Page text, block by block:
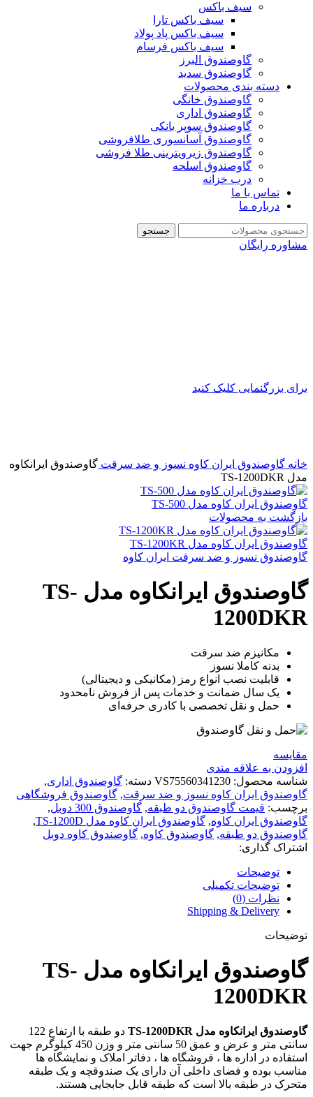
سیف باکس
سیف باکس تارا
سیف باکس پاد پولاد
سیف باکس فرسام
گاوصندوق البرز
گاوصندوق سدید
دسته بندی محصولات
گاوصندوق خانگی
گاوصندوق اداری
گاوصندوق سوپر بانکی
گاوصندوق آسانسوری طلافروشی
گاوصندوق زیرویترینی طلا فروشی
گاوصندوق اسلحه
درب خزانه
تماس با ما
درباره ما
جستجو
مشاوره رایگان
برای بزرگنمایی کلیک کنید
خانه گاوصندوق ایران کاوه نسوز و ضد سرقت گاوصندوق ایرانکاوه
مدل TS-1200DKR
گاوصندوق ایران کاوه مدل TS-500
بازگشت به محصولات
گاوصندوق ایران کاوه مدل TS-1200KR
گاوصندوق نسوز و ضد سرقت ایران کاوه
گاوصندوق ایرانکاوه مدل TS-
1200DKR
مکانیزم ضد سرقت
بدنه کاملا نسوز
قابلیت نصب انواع رمز (مکانیکی و دیجیتالی)
یک سال ضمانت و خدمات پس از فروش نامحدود
حمل و نقل تخصصی با کادری حرفه‌ای
مقايسه
افزودن به علاقه مندی
شناسه محصول: VS75560341230 دسته: گاوصندوق اداری,
گاوصندوق ایران کاوه نسوز و ضد سرقت, گاوصندوق فروشگاهی
برچسب: قیمت گاوصندوق دو طبقه, گاوصندوق 300 دوبل
,
گاوصندوق ایران کاوه, گاوصندوق ایران کاوه مدل TS-1200D
,
گاوصندوق دو طبقه, گاوصندوق کاوه, گاوصندوق کاوه دوبل
اشتراک گذاری:
توضیحات
توضیحات تکمیلی
نظرات (0)
Shipping & Delivery
توضیحات
گاوصندوق ایرانکاوه مدل TS-
1200DKR
گاوصندوق ایرانکاوه مدل TS-1200DKR
دو طبقه با ارتفاع 122
سانتی متر و عرض و عمق 50 سانتی متر و وزن 450 کیلوگرم جهت
استفاده در اداره ها ، فروشگاه ها ، دفاتر املاک و نمایشگاه ها
مناسب بوده و فضای داخلی آن دارای یک صندوقچه و یک طبقه
متحرک در طبقه بالا است که طبقه‌ قابل جابجایی هستند.